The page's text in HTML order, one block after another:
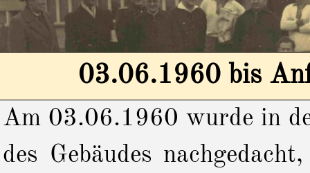
03.06.1960 bis
Am 03.06.1960 wurde in
des Gebäudes